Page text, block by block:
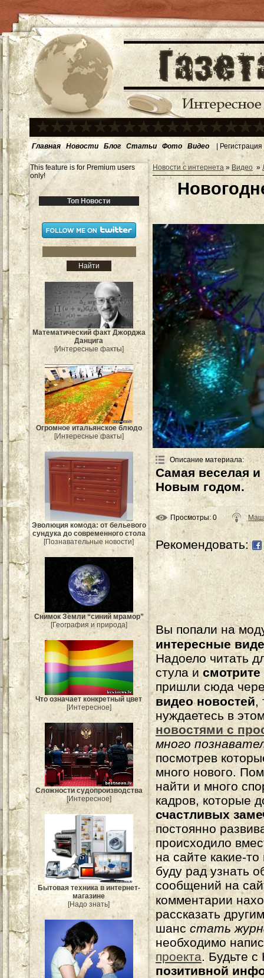
Главная Новости Блог Статьи Фото Видео | Регистрация
This feature is for Premium users
only!
Топ Новости
Mатематический факт Джорджа
Данцига
[Интересные факты]
Огромное итальянское блюдо
[Интересные факты]
Эволюция комода: от бельевого
сундука до современного стола
[Познавательные новости]
Снимок Земли “синий мрамор”
[География и природа]
Что означает конкретный цвет
[Интересное]
Сложности судопроизводства
[Интересное]
Бытовая техника в интернет-
магазине
[Надо знать]
Новости с интернета » Видео »
Описание материала:
Самая веселая и
Новым годом.
Просмотры: 0
Рекомендовать:
Вы попали на
интересные
Надоело читать
стула и
пришли сюда
видео новостей,
нуждаетесь в
новостями с
много
посмотрев
много нового.
найти и много
кадров, которые
счастливых
постоянно
происходило
на сайте какие-
буду рад узнать
сообщений на
комментарии
рассказать
шансстать
необходимо
проекта. Будьте
позитивной